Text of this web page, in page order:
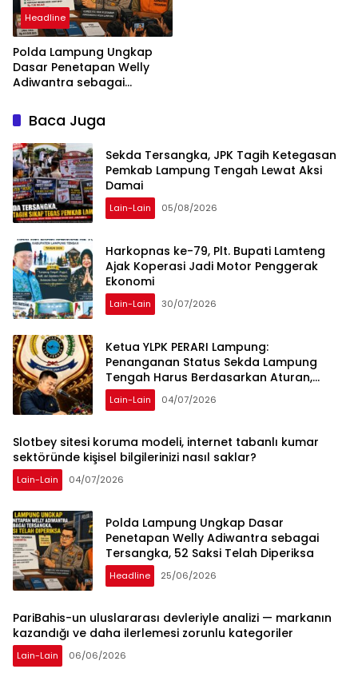
Headline
Polda Lampung Ungkap
Dasar Penetapan Welly
Adiwantra sebagai
Diperiksa
Baca Juga
Sekda Tersangka, JPK Tagih Ketegasan
Pemkab Lampung Tengah Lewat Aksi
Damai
Lain-Lain 05/08/2026
Harkopnas ke-79, Plt. Bupati Lamteng
Ajak Koperasi Jadi Motor Penggerak
Ekonomi
Lain-Lain 30/07/2026
Ketua YLPK PERARI Lampung:
Penanganan Status Sekda Lampung
Tengah Harus Berdasarkan Aturan,
Bukan Tekanan Opini
Lain-Lain 04/07/2026
Slotbey sitesi koruma modeli, internet tabanlı kumar
sektöründe kişisel bilgilerinizi nasıl saklar?
Lain-Lain 04/07/2026
Polda Lampung Ungkap Dasar
Penetapan Welly Adiwantra sebagai
Tersangka, 52 Saksi Telah Diperiksa
Headline 25/06/2026
PariBahis-un uluslararası devleriyle analizi — markanın
kazandığı ve daha ilerlemesi zorunlu kategoriler
Lain-Lain 06/06/2026